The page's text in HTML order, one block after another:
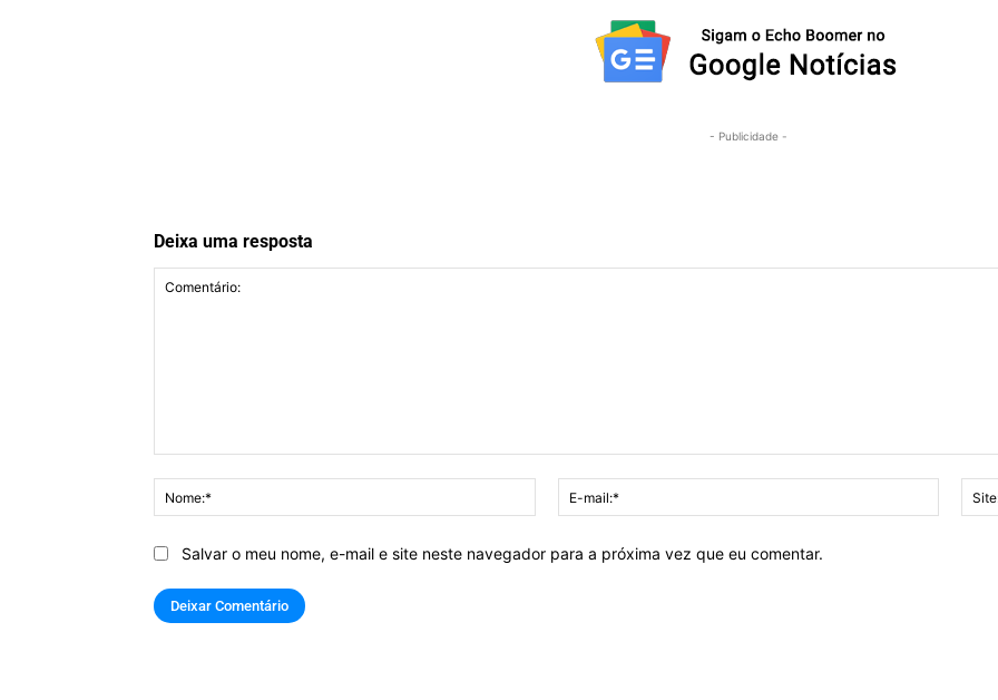
- Publicidade -
Deixa uma resposta
Nome:*
mail:*
Salvar o meu nome, e-mail e site neste navegador para a próxima vez que eu comentar.